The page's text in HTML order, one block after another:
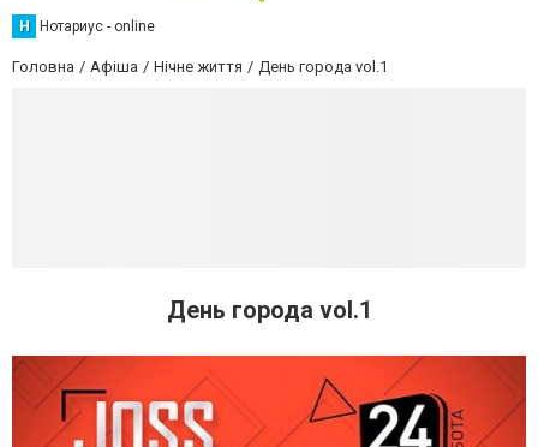
Н Нотариус - online
Головна Афіша Нічне життя День города vol.1
День города vol.1